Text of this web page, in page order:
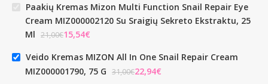
Paakių Kremas Mizon Multi Function Snail Repair Eye
Cream MIZ000002120 Su Sraigių Sekreto Ekstraktu, 25
Ml
€ €
Veido Kremas MIZON All In One Snail Repair Cream
MIZ000001790, 75 G
€ €